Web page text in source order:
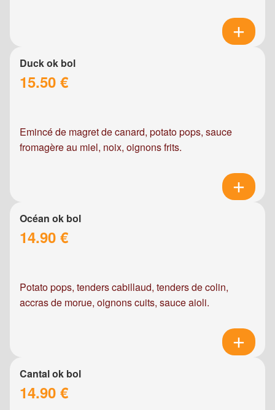
Duck ok bol
15.50 €
Emincé de magret de canard, potato pops, sauce
fromagère au miel, noix, oignons frits.
Océan ok bol
14.90 €
Potato pops, tenders cabillaud, tenders de colin,
accras de morue, oignons cuits, sauce aioli.
Cantal ok bol
14.90 €